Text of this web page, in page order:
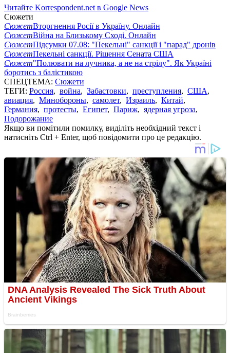
Читайте Korrespondent.net в Google News
Сюжети
СюжетВторгнення Росії в Україну. Онлайн
СюжетВійна на Близькому Сході. Онлайн
СюжетПідсумки 07.08: "Пекельні" санкції і "парад" дронів
СюжетПекельні санкції. Рішення Сената США
Сюжет"Полювати на лучника, а не на стрілу". Як Україні
боротись з балістикою
СПЕЦТЕМА: Сюжети
ТЕГИ: Россия, война, Забастовки, преступления, США,
авиация, Минобороны, самолет, Израиль, Китай,
Германия, протесты, Египет, Париж, ядерная угроза,
Подорожание
Якщо ви помітили помилку, виділіть необхідний текст і
натисніть Ctrl + Enter, щоб повідомити про це редакцію.